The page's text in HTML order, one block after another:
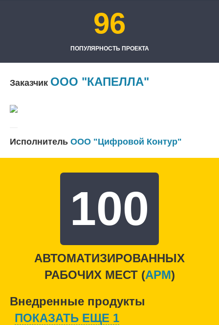
96
ПОПУЛЯРНОСТЬ ПРОЕКТА
Заказчик ООО "КАПЕЛЛА"
Исполнитель ООО "Цифровой Контур"
100
АВТОМАТИЗИРОВАННЫХ
РАБОЧИХ МЕСТ (APM)
Внедренные продукты
ПОКАЗАТЬ ЕЩЕ 1